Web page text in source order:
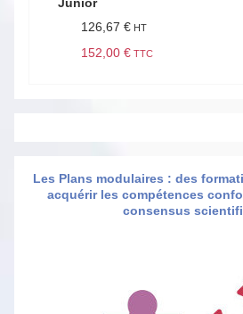
126,67 €
152,00 €
Les Plans modulaires : des
acquérir les compétences
consensus